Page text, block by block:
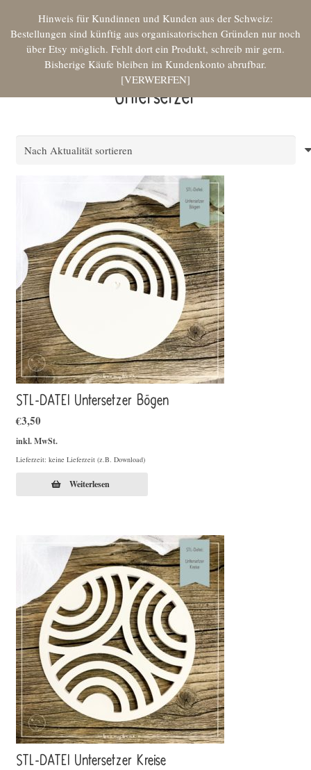
Hinweis für Kundinnen und Kunden aus der Schweiz:
Bestellungen sind künftig aus organisatorischen Gründen nur noch
über Etsy möglich. Fehlt dort ein Produkt, schreib mir gern.
Bisherige Käufe bleiben im Kundenkonto abrufbar.
VERWERFEN
Untersetzer
STL-DATEI Untersetzer Bögen
€3,50
inkl. MwSt.
Lieferzeit: keine Lieferzeit (z.B. Download)
Weiterlesen
STL-DATEI Untersetzer Kreise